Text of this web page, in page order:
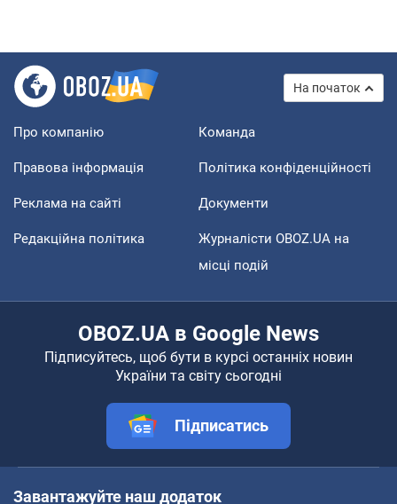
На початок
Про компанію Команда
Правова інформація Політика конфіденційності
Реклама на сайті Документи
Редакційна політика
Журналісти OBOZ.UA на
місці подій
OBOZ.UA в Google News
Підписуйтесь, щоб бути в курсі останніх новин
України та світу сьогодні
Підписатись
Завантажуйте наш додаток